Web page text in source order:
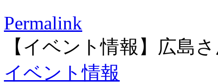
Permalink
【イベント情報】広島
イベント情報